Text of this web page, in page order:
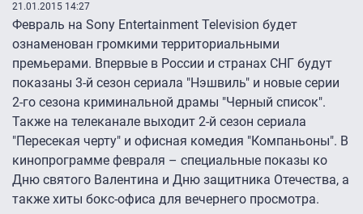
21.01.2015 14:27
Февраль на Sony Entertainment Television будет
ознаменован громкими территориальными
премьерами. Впервые в России и странах СНГ будут
показаны 3-й сезон сериала "Нэшвиль" и новые серии
2-го сезона криминальной драмы "Черный список".
Также на телеканале выходит 2-й сезон сериала
"Пересекая черту" и офисная комедия "Компаньоны". В
кинопрограмме февраля – специальные показы ко
Дню святого Валентина и Дню защитника Отечества, а
также хиты бокс-офиса для вечернего просмотра.